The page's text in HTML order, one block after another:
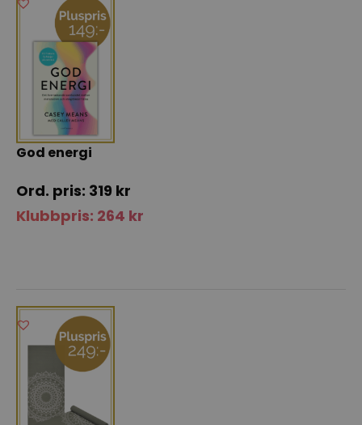
God energi
319 kr
Klubbpris: 264 kr